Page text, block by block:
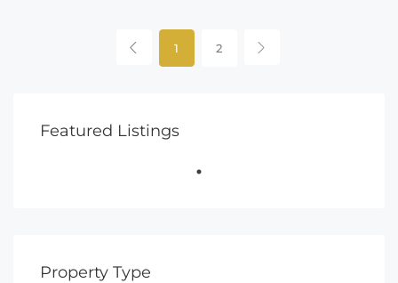
1 2
Featured Listings
Property Type